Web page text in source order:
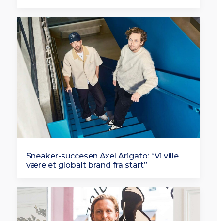
Sneaker-succesen Axel Arigato: “Vi ville
være et globalt brand fra start”